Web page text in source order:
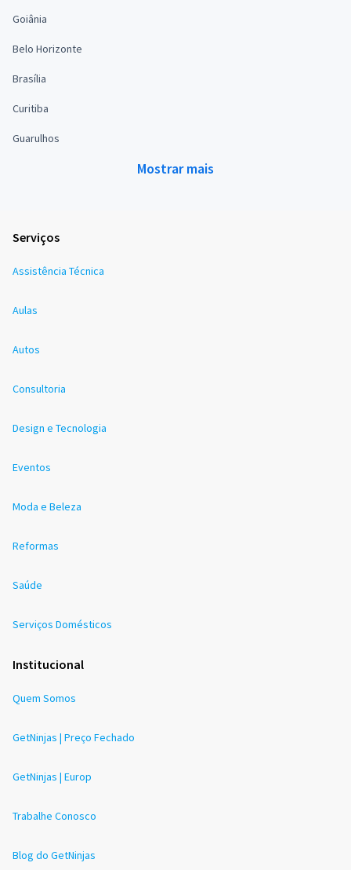
Goiânia
Belo Horizonte
Brasília
Curitiba
Guarulhos
Mostrar mais
Serviços
Assistência Técnica
Aulas
Autos
Consultoria
Design e Tecnologia
Eventos
Moda e Beleza
Reformas
Saúde
Serviços Domésticos
Institucional
Quem Somos
GetNinjas | Preço Fechado
GetNinjas | Europ
Trabalhe Conosco
Blog do GetNinjas